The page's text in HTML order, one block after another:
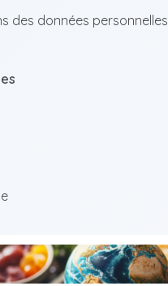
des données personnelles